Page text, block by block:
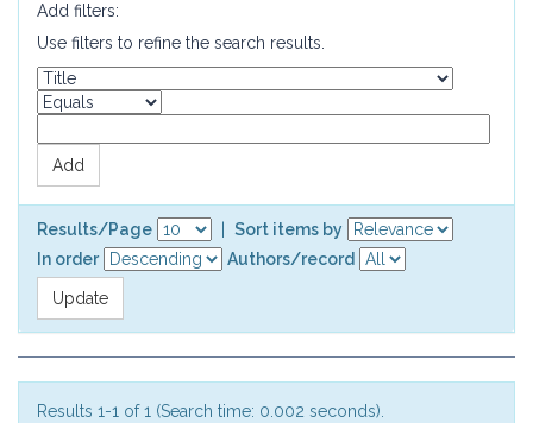
Add filters:
Use filters to refine the search results.
Results/Page
Sort items by
In order
Authors/record
Results 1-1 of 1 (Search time: 0.002 seconds).